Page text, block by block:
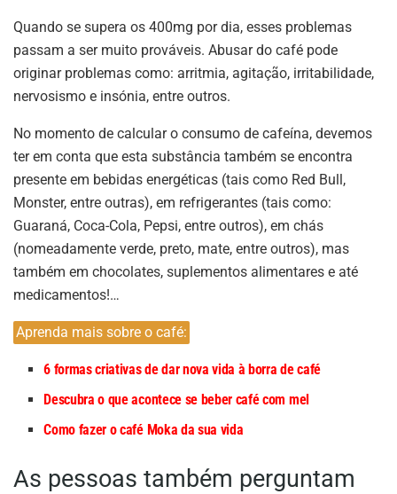
Quando se supera os 400mg por dia, esses problemas
passam a ser muito prováveis. Abusar do café pode
originar problemas como: arritmia, agitação, irritabilidade,
nervosismo e insónia, entre outros.
No momento de calcular o consumo de cafeína, devemos
ter em conta que esta substância também se encontra
presente em bebidas energéticas (tais como Red Bull,
Monster, entre outras), em refrigerantes (tais como:
Guaraná, Coca-Cola, Pepsi, entre outros), em chás
(nomeadamente verde, preto, mate, entre outros), mas
também em chocolates, suplementos alimentares e até
medicamentos!…
Aprenda mais sobre o café:
6 formas criativas de dar nova vida à borra de café
Descubra o que acontece se beber café com mel
Como fazer o café Moka da sua vida
As pessoas também perguntam